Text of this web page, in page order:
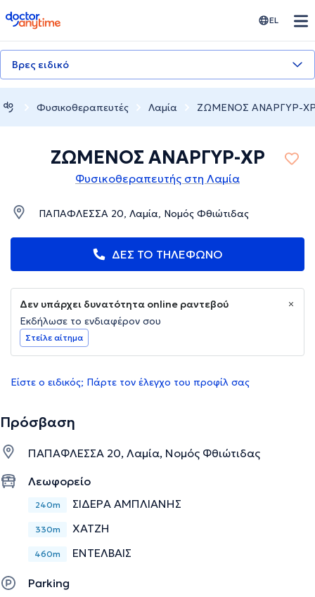
doctoranytime EL
Βρες ειδικό
Φυσικοθεραπευτές Λαμία ΖΩΜΕΝΟΣ ΑΝΑΡΓΥΡ-
ΖΩΜΕΝΟΣ ΑΝΑΡΓΥΡ-ΧΡ
Φυσικοθεραπευτής στη Λαμία
ΠΑΠΑΦΛΕΣΣΑ 20, Λαμία, Νομός Φθιώτιδας
ΔΕΣ ΤΟ ΤΗΛΕΦΩΝΟ
Δεν υπάρχει δυνατότητα online ραντεβού
Εκδήλωσε το ενδιαφέρον σου
Στείλε αίτημα
Είστε ο ειδικός; Πάρτε τον έλεγχο του προφίλ σας
Πρόσβαση
ΠΑΠΑΦΛΕΣΣΑ 20, Λαμία, Νομός Φθιώτιδας
Λεωφορείο
240m ΣΙΔΕΡΑ ΑΜΠΛΙΑΝΗΣ
330m ΧΑΤΖΗ
460m ΕΝΤΕΛΒΑΙΣ
Parking